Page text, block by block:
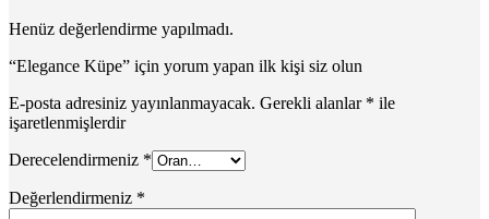
Henüz değerlendirme yapılmadı.
“Elegance Küpe” için yorum yapan ilk kişi siz olun
E-posta adresiniz yayınlanmayacak. Gerekli alanlar * ile
işaretlenmişlerdir
Derecelendirmeniz *
Değerlendirmeniz *